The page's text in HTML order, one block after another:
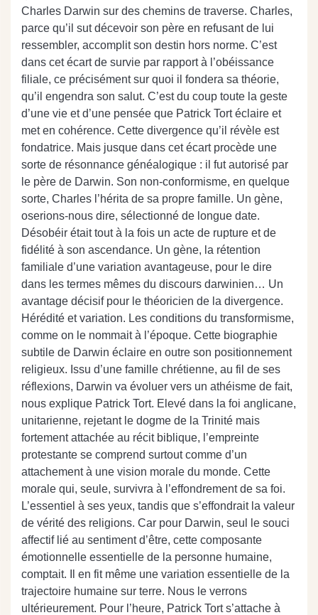
Charles Darwin sur des chemins de traverse. Charles,
parce qu’il sut décevoir son père en refusant de lui
ressembler, accomplit son destin hors norme. C’est
dans cet écart de survie par rapport à l’obéissance
filiale, ce précisément sur quoi il fondera sa théorie,
qu’il engendra son salut. C’est du coup toute la geste
d’une vie et d’une pensée que Patrick Tort éclaire et
met en cohérence. Cette divergence qu’il révèle est
fondatrice. Mais jusque dans cet écart procède une
sorte de résonnance généalogique : il fut autorisé par
le père de Darwin. Son non-conformisme, en quelque
sorte, Charles l’hérita de sa propre famille. Un gène,
oserions-nous dire, sélectionné de longue date.
Désobéir était tout à la fois un acte de rupture et de
fidélité à son ascendance. Un gène, la rétention
familiale d’une variation avantageuse, pour le dire
dans les termes mêmes du discours darwinien… Un
avantage décisif pour le théoricien de la divergence.
Hérédité et variation. Les conditions du transformisme,
comme on le nommait à l’époque. Cette biographie
subtile de Darwin éclaire en outre son positionnement
religieux. Issu d’une famille chrétienne, au fil de ses
réflexions, Darwin va évoluer vers un athéisme de fait,
nous explique Patrick Tort. Elevé dans la foi anglicane,
unitarienne, rejetant le dogme de la Trinité mais
fortement attachée au récit biblique, l’empreinte
protestante se comprend surtout comme d’un
attachement à une vision morale du monde. Cette
morale qui, seule, survivra à l’effondrement de sa foi.
L’essentiel à ses yeux, tandis que s’effondrait la valeur
de vérité des religions. Car pour Darwin, seul le souci
affectif lié au sentiment d’être, cette composante
émotionnelle essentielle de la personne humaine,
comptait. Il en fit même une variation essentielle de la
trajectoire humaine sur terre. Nous le verrons
ultérieurement. Pour l’heure, Patrick Tort s’attache à